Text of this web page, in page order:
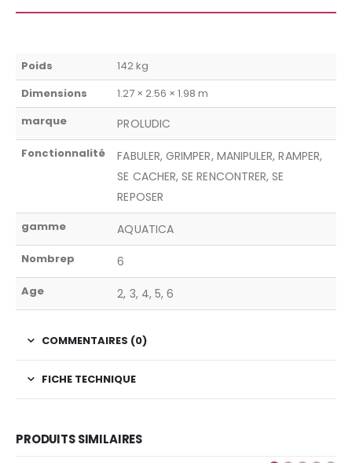
Poids
142 kg
Dimensions
1.27 × 2.56 × 1.98 m
marque
PROLUDIC
Fonctionnalité
FABULER, GRIMPER, MANIPULER, RAMPER,
SE CACHER, SE RENCONTRER, SE
REPOSER
gamme AQUATICA
Nombrep 6
Age 2, 3, 4, 5, 6
COMMENTAIRES (0)
FICHE TECHNIQUE
PRODUITS SIMILAIRES